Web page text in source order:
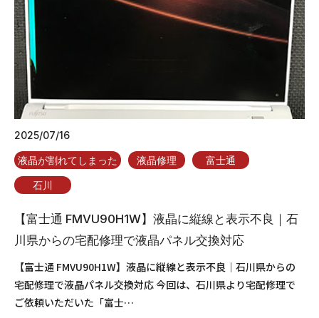
2025/07/16
液晶が割れてしまった 液晶修理 富士通
石川
【富士通 FMVU90H1W】液晶に縦線と表示不良｜石
川県からの宅配修理で液晶パネル交換対応
【富士通 FMVU90H1W】液晶に縦線と表示不良｜石川県からの
宅配修理で液晶パネル交換対応 今回は、石川県より宅配修理で
ご依頼いただいた「富士…